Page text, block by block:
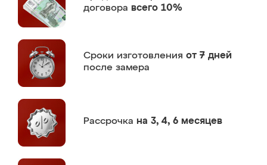
договора всего 10%
Сроки изготовления от 7 дней
после замера
Рассрочка на 3, 4, 6 месяцев